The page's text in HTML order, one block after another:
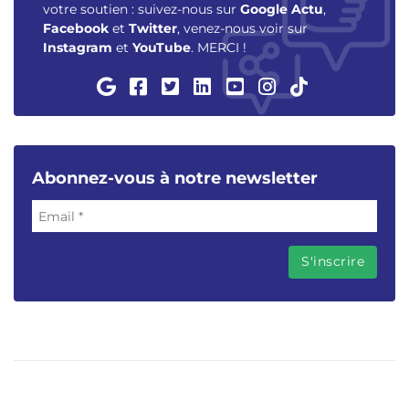
votre soutien : suivez-nous sur Google Actu,
Facebook et Twitter, venez-nous voir sur
Instagram et YouTube. MERCI !
Abonnez-vous à notre newsletter